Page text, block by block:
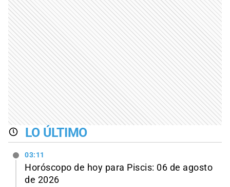
LO ÚLTIMO
03:11
Horóscopo de hoy para Piscis: 06 de agosto
de 2026